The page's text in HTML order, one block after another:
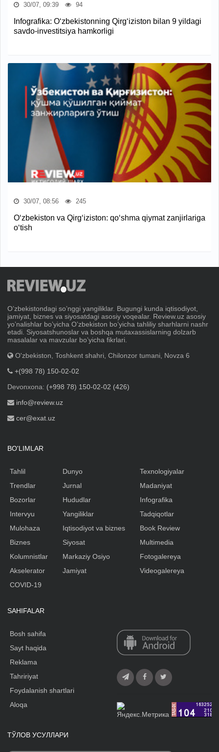
30/07, 09:39 94
Infografika: O‘zbekistonning Qirg‘iziston bilan 9 yildagi
savdo-investitsiya hamkorligi
30/07, 08:56 245
O‘zbekiston va Qirg‘iziston: qo‘shma qiymat zanjirlariga
o‘tish
Oʼzbekistondagi soʼnggi yangiliklar. Bugungi kunda iqtisodiyot,
jamiyat, biznes va siyosatdagi asosiy voqealar. Review.uz asosiy
yoʼnalishlar boʼyicha Oʼzbekiston boʼyicha tahliliy sharhlarni nashr
etadi. Siyosatshunoslar va boshqa mutaxassislarning dolzarb
masalalar va mavzular boʼyicha fikrlari.
O'zbekiston, Toshkent shahri, Chilonzor tumani, Novza 6
+(998 78) 150-02-02
Devonxona: (+998 78) 150-02-02 (426)
info@review.uz
cer@exat.uz
BO'LIMLAR
Tahlil
Trendlar
Bozorlar
Intervyu
Mulohaza
Biznes
Kolumnistlar
Akselerator
Dunyo
Jurnal
Hududlar
Yangiliklar
Iqtisodiyot va biznes
Siyosat
Markaziy Osiyo
Jamiyat
Texnologiyalar
Madaniyat
Infografika
Tadqiqotlar
Book Review
Multimedia
Fotogalereya
Videogalereya
COVID-19
SAHIFALAR
Bosh sahifa
Sayt haqida
Reklama
Tahririyat
Foydalanish shartlari
Aloqa
ТЎЛОВ УСУЛЛАРИ